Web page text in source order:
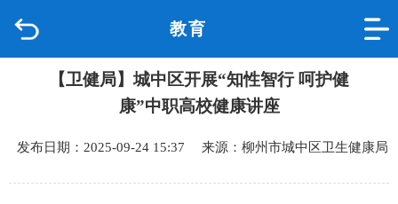
教育
品质城中
政府信息公开
【卫健局】城中区开展“知性智行 呵护健
康”中职高校健康讲座
发布日期：2025-09-24 15:37 来源：柳州市城中区卫生健康局